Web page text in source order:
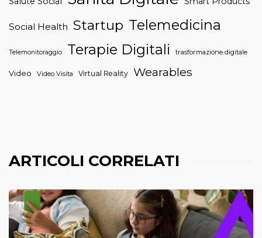
Social Health Startup Telemedicina
Telemonitoraggio Terapie Digitali trasformazione digitale
Video Video Visita Virtual Reality Wearables
ARTICOLI CORRELATI